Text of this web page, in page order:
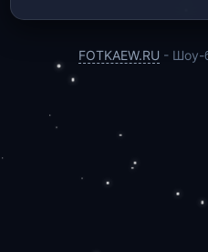
FOTKAEW.RU - Шоу-